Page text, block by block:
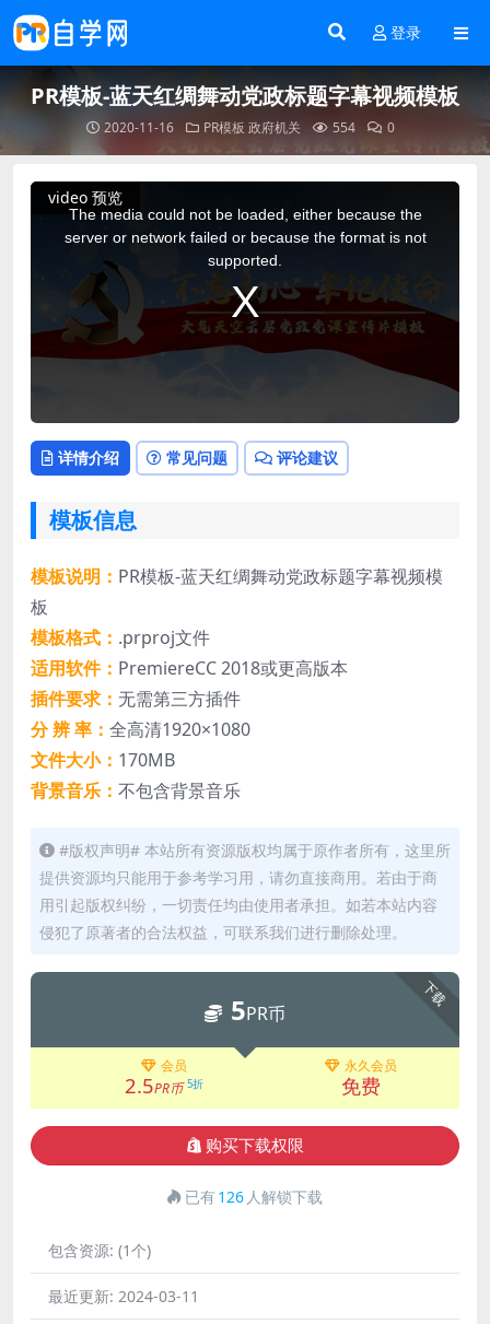
登录
PR模板-蓝天红绸舞动党政标题字幕视频模板
2020-11-16 PR模板 政府机关 554 0
video 预览
This
The media could not be loaded, either because the
server or network failed or because the format is not
supported.
详情介绍 常见问题 评论建议
模板信息
模板说明： PR模板-蓝天红绸舞动党政标题字幕视频模
板
模板格式： .prproj文件
适用软件： PremiereCC 2018或更高版本
插件要求： 无需第三方插件
分 辨 率： 全高清1920×1080
文件大小： 170MB
背景音乐： 不包含背景音乐
#版权声明# 本站所有资源版权均属于原作者所有，这里所
提供资源均只能用于参考学习用，请勿直接商用。若由于商
用引起版权纠纷，一切责任均由使用者承担。如若本站内容
侵犯了原著者的合法权益，可联系我们进行删除处理。
下载
5PR币
会员
2.5PR币 5折
永久会员
免费
购买下载权限
已有126 人解锁下载
包含资源: (1个)
最近更新: 2024-03-11